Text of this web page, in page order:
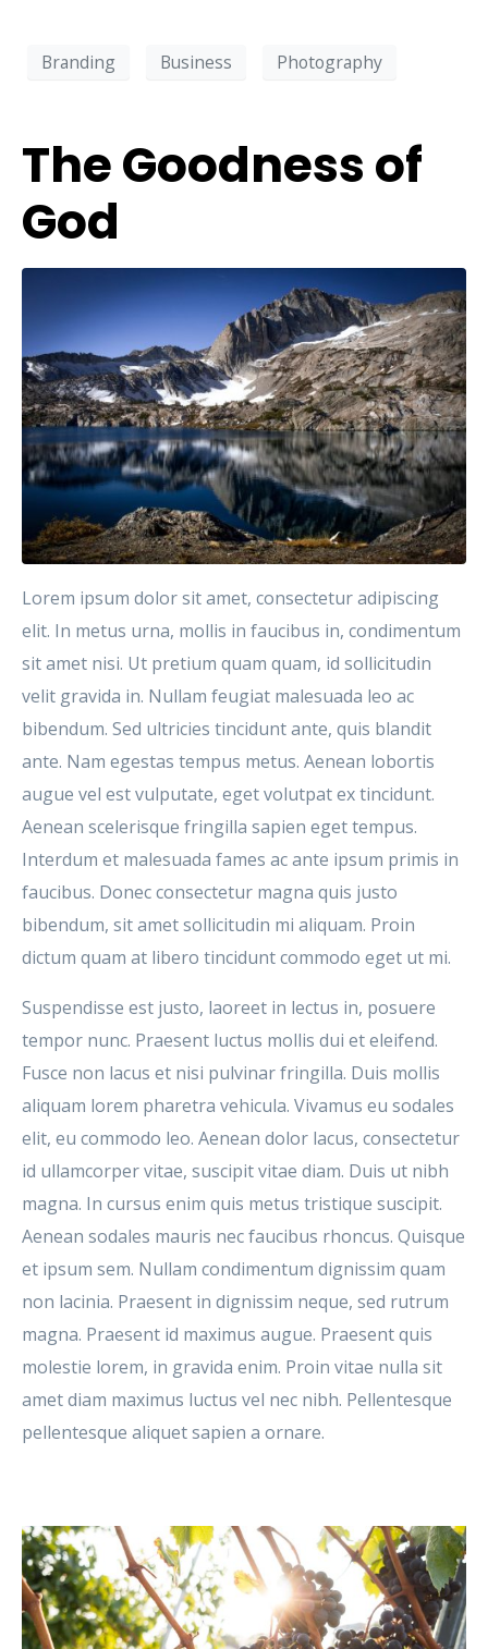
Branding Business Photography
The Goodness of
God
Lorem ipsum dolor sit amet, consectetur adipiscing
elit. In metus urna, mollis in faucibus in, condimentum
sit amet nisi. Ut pretium quam quam, id sollicitudin
velit gravida in. Nullam feugiat malesuada leo ac
bibendum. Sed ultricies tincidunt ante, quis blandit
ante. Nam egestas tempus metus. Aenean lobortis
augue vel est vulputate, eget volutpat ex tincidunt.
Aenean scelerisque fringilla sapien eget tempus.
Interdum et malesuada fames ac ante ipsum primis in
faucibus. Donec consectetur magna quis justo
bibendum, sit amet sollicitudin mi aliquam. Proin
dictum quam at libero tincidunt commodo eget ut mi.
Suspendisse est justo, laoreet in lectus in, posuere
tempor nunc. Praesent luctus mollis dui et eleifend.
Fusce non lacus et nisi pulvinar fringilla. Duis mollis
aliquam lorem pharetra vehicula. Vivamus eu sodales
elit, eu commodo leo. Aenean dolor lacus, consectetur
id ullamcorper vitae, suscipit vitae diam. Duis ut nibh
magna. In cursus enim quis metus tristique suscipit.
Aenean sodales mauris nec faucibus rhoncus. Quisque
et ipsum sem. Nullam condimentum dignissim quam
non lacinia. Praesent in dignissim neque, sed rutrum
magna. Praesent id maximus augue. Praesent quis
molestie lorem, in gravida enim. Proin vitae nulla sit
amet diam maximus luctus vel nec nibh. Pellentesque
pellentesque aliquet sapien a ornare.